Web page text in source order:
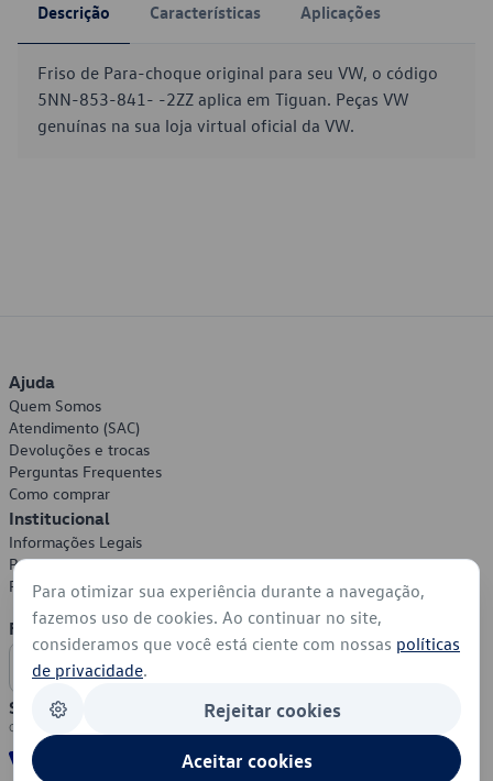
Descrição Características Aplicações
Friso de Para-choque original para seu VW, o código
5NN-853-841- -2ZZ aplica em Tiguan. Peças VW
genuínas na sua loja virtual oficial da VW.
Ajuda
Quem Somos
Atendimento (SAC)
Devoluções e trocas
Perguntas Frequentes
Como comprar
Institucional
Informações Legais
Política de Privacidade
Política de Cookies
Formas de Pagamento
Segurança
Para otimizar sua experiência durante a navegação,
fazemos uso de cookies. Ao continuar no site,
consideramos que você está ciente com nossas políticas
de privacidade.
Rejeitar cookies
Aceitar cookies